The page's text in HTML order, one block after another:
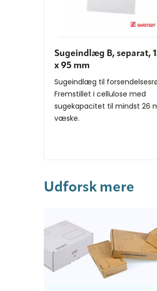
Sugeindlæg B, separat,
x 95 mm
Sugeindlæg til
Fremstillet i cellulose med
sugekapacitet til mindst 26
væske.
Udforsk mere